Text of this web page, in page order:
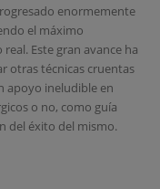
enormemente
el máximo
Este gran avance ha
otras técnicas cruentas
apoyo ineludible en
o no, como guía
del éxito del mismo.